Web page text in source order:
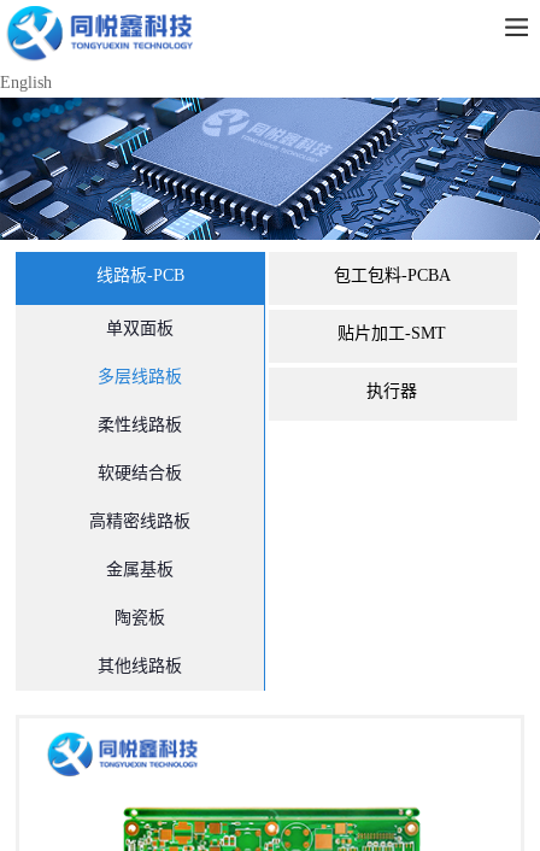
English
线路板-PCB
单双面板
多层线路板
柔性线路板
软硬结合板
高精密线路板
金属基板
陶瓷板
其他线路板
包工包料-PCBA
贴片加工-SMT
执行器